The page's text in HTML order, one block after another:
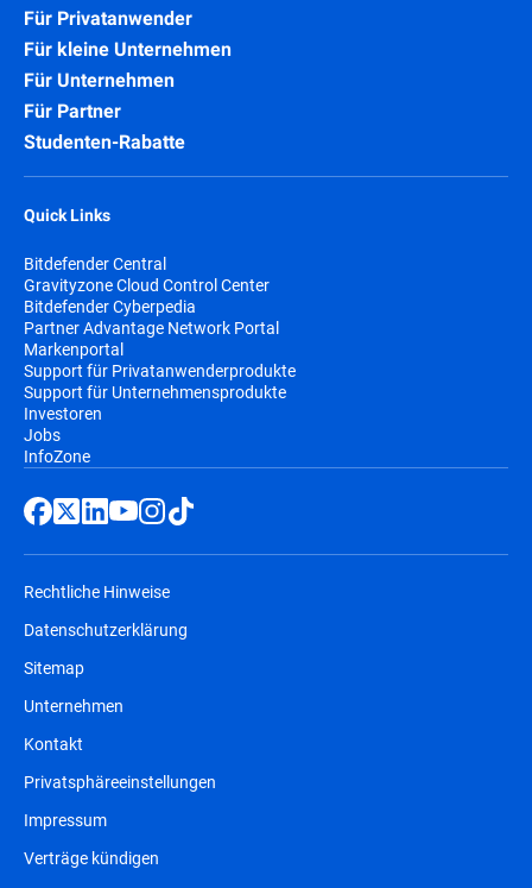
Für Privatanwender
Für kleine Unternehmen
Für Unternehmen
Für Partner
Studenten-Rabatte
Quick Links
Bitdefender Central
Gravityzone Cloud Control Center
Bitdefender Cyberpedia
Partner Advantage Network Portal
Markenportal
Support für Privatanwenderprodukte
Support für Unternehmensprodukte
Investoren
Jobs
InfoZone
Rechtliche Hinweise
Datenschutzerklärung
Sitemap
Unternehmen
Kontakt
Privatsphäreeinstellungen
Impressum
Verträge kündigen